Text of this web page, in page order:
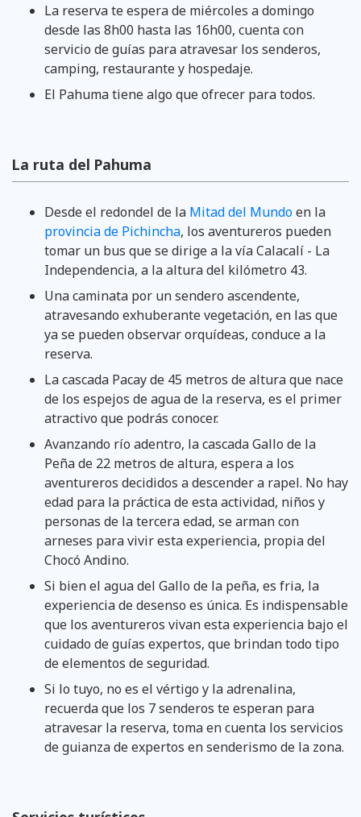
La reserva te espera de miércoles a domingo
desde las 8h00 hasta las 16h00, cuenta con
servicio de guías para atravesar los senderos,
camping, restaurante y hospedaje.
El Pahuma tiene algo que ofrecer para todos.
La ruta del Pahuma
Desde el redondel de la Mitad del Mundoen la
provincia de Pichincha, los aventureros pueden
tomar un bus que se dirige a la vía Calacalí - La
Independencia, a la altura del kilómetro 43.
Una caminata por un sendero ascendente,
atravesando exhuberante vegetación, en las que
ya se pueden observar orquídeas, conduce a la
reserva.
La cascada Pacay de 45 metros de altura que nace
de los espejos de agua de la reserva, es el primer
atractivo que podrás conocer.
Avanzando río adentro, la cascada Gallo de la
Peña de 22 metros de altura, espera a los
aventureros decididos a descender a rapel. No hay
edad para la práctica de esta actividad, niños y
personas de la tercera edad, se arman con
arneses para vivir esta experiencia, propia del
Chocó Andino.
Si bien el agua del Gallo de la peña, es fria, la
experiencia de desenso es única. Es indispensable
que los aventureros vivan esta experiencia bajo el
cuidado de guías expertos, que brindan todo tipo
de elementos de seguridad.
Si lo tuyo, no es el vértigo y la adrenalina,
recuerda que los 7 senderos te esperan para
atravesar la reserva, toma en cuenta los servicios
de guianza de expertos en senderismo de la zona.